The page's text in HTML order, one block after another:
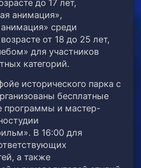
до 17 лет,
анимация»,
среди
от 18 до 25 лет,
для участников
категорий.
исторического парка с
бесплатные
программы и мастер-
В 16:00 для
а также